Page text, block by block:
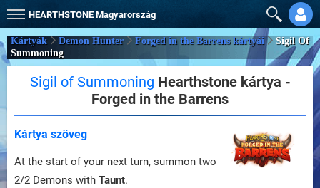
HEARTHSTONE Magyarország
Kártyák Demon Hunter Forged in the Barrens kártyái
Sigil Of
Summoning
Sigil of Summoning Hearthstone kártya -
Forged in the Barrens
Kártya szöveg
At the start of your next turn, summon two
2/2 Demons with Taunt.